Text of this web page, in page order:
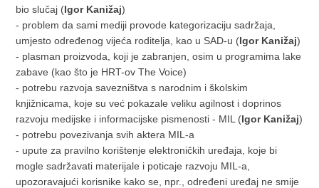
bio slučaj (Igor Kanižaj)
- problem da sami mediji provode kategorizaciju sadržaja,
umjesto određenog vijeća roditelja, kao u SAD-u (Igor Kanižaj)
- plasman proizvoda, koji je zabranjen, osim u programima lake
zabave (kao što je HRT-ov The Voice)
- potrebu razvoja savezništva s narodnim i školskim
knjižnicama, koje su već pokazale veliku agilnost i doprinos
razvoju medijske i informacijske pismenosti - MIL (Igor Kanižaj)
- potrebu povezivanja svih aktera MIL-a
- upute za pravilno korištenje elektroničkih uređaja, koje bi
mogle sadržavati materijale i poticaje razvoju MIL-a,
upozoravajući korisnike kako se, npr., određeni uređaj ne smije